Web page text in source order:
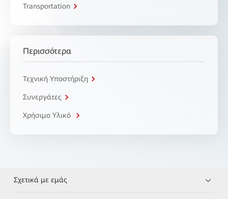
Transportation
Περισσότερα
Τεχνική Υποστήριξη
Συνεργάτες
Χρήσιμο Υλικό
Σχετικά με εμάς